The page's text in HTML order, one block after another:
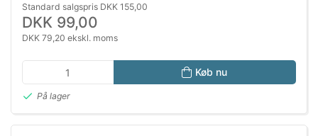
Standard salgspris DKK 155,00
DKK 99,00
DKK 79,20 ekskl. moms
Køb nu
På lager